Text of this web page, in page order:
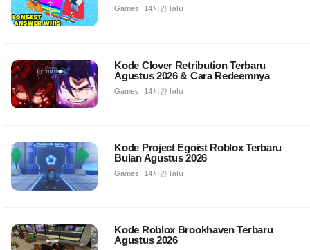
Games 14시간 lalu
Kode Clover Retribution Terbaru
Agustus 2026 & Cara Redeemnya
Games 14시간 lalu
Kode Project Egoist Roblox Terbaru
Bulan Agustus 2026
Games 14시간 lalu
Kode Roblox Brookhaven Terbaru
Agustus 2026